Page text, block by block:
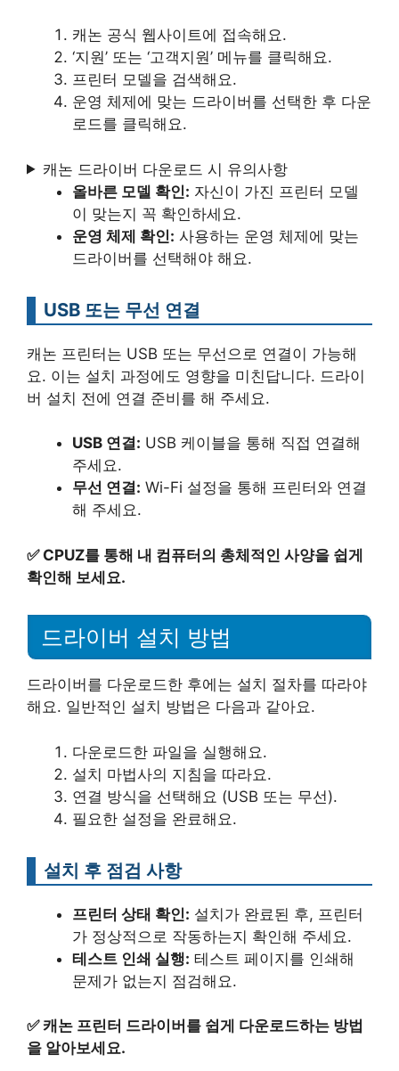
캐논 공식 웹사이트에 접속해요.
‘지원’ 또는 ‘고객지원’ 메뉴를 클릭해요.
프린터 모델을 검색해요.
운영 체제에 맞는 드라이버를 선택한 후 다운
로드를 클릭해요.
캐논 드라이버 다운로드 시 유의사항
올바른 모델 확인: 자신이 가진 프린터 모델
이 맞는지 꼭 확인하세요.
운영 체제 확인: 사용하는 운영 체제에 맞는
드라이버를 선택해야 해요.
USB 또는 무선 연결
캐논 프린터는 USB 또는 무선으로 연결이 가능해
요. 이는 설치 과정에도 영향을 미친답니다. 드라이
버 설치 전에 연결 준비를 해 주세요.
USB 연결: USB 케이블을 통해 직접 연결해
주세요.
무선 연결: Wi-Fi 설정을 통해 프린터와 연결
해 주세요.
✅ CPUZ를 통해 내 컴퓨터의 총체적인 사양을 쉽게
확인해 보세요.
드라이버 설치 방법
드라이버를 다운로드한 후에는 설치 절차를 따라야
해요. 일반적인 설치 방법은 다음과 같아요.
다운로드한 파일을 실행해요.
설치 마법사의 지침을 따라요.
연결 방식을 선택해요 (USB 또는 무선).
필요한 설정을 완료해요.
설치 후 점검 사항
프린터 상태 확인: 설치가 완료된 후, 프린터
가 정상적으로 작동하는지 확인해 주세요.
테스트 인쇄 실행: 테스트 페이지를 인쇄해
문제가 없는지 점검해요.
✅캐논 프린터 드라이버를 쉽게 다운로드하는 방법
을 알아보세요.